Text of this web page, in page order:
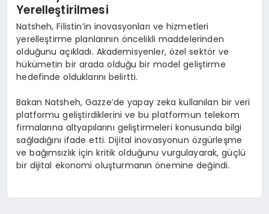
Yerelleştirilmesi
Natsheh, Filistin’in inovasyonları ve hizmetleri
yerelleştirme planlarının öncelikli maddelerinden
olduğunu açıkladı. Akademisyenler, özel sektör ve
hükümetin bir arada olduğu bir model geliştirme
hedefinde olduklarını belirtti.
Bakan Natsheh, Gazze’de yapay zeka kullanılan bir veri
platformu geliştirdiklerini ve bu platformun telekom
firmalarına altyapılarını geliştirmeleri konusunda bilgi
sağladığını ifade etti. Dijital inovasyonun özgürleşme
ve bağımsızlık için kritik olduğunu vurgulayarak, güçlü
bir dijital ekonomi oluşturmanın önemine değindi.